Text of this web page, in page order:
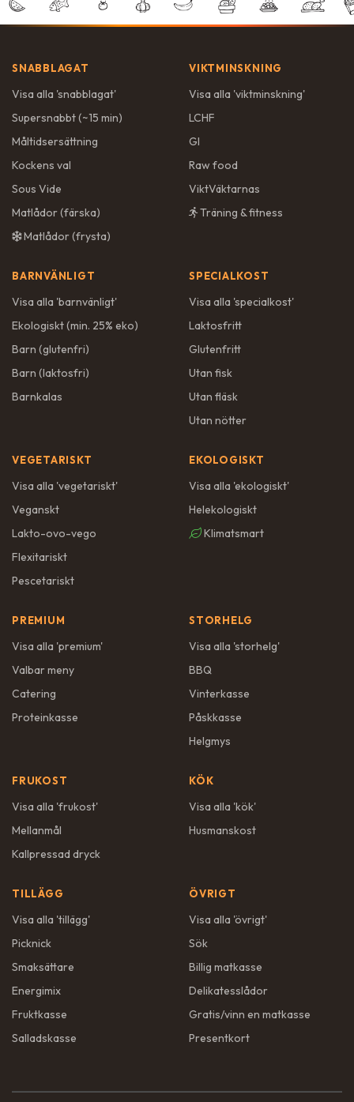
SNABBLAGAT
Visa alla 'snabblagat'
Supersnabbt (~15 min)
Måltidsersättning
Kockens val
Sous Vide
Matlådor (färska)
Matlådor (frysta)
VIKTMINSKNING
Visa alla 'viktminskning'
LCHF
GI
Raw food
ViktVäktarnas
Träning & fitness
BARNVÄNLIGT
Visa alla 'barnvänligt'
Ekologiskt (min. 25% eko)
Barn (glutenfri)
Barn (laktosfri)
Barnkalas
SPECIALKOST
Visa alla 'specialkost'
Laktosfritt
Glutenfritt
Utan fisk
Utan fläsk
Utan nötter
VEGETARISKT
Visa alla 'vegetariskt'
Veganskt
Lakto-ovo-vego
Flexitariskt
Pescetariskt
EKOLOGISKT
Visa alla 'ekologiskt'
Helekologiskt
Klimatsmart
PREMIUM
Visa alla 'premium'
Valbar meny
Catering
Proteinkasse
STORHELG
Visa alla 'storhelg'
BBQ
Vinterkasse
Påskkasse
Helgmys
FRUKOST
Visa alla 'frukost'
Mellanmål
Kallpressad dryck
KÖK
Visa alla 'kök'
Husmanskost
TILLÄGG
Visa alla 'tillägg'
Picknick
Smaksättare
Energimix
Fruktkasse
Salladskasse
ÖVRIGT
Visa alla 'övrigt'
Sök
Billig matkasse
Delikatesslådor
Gratis/vinn en matkasse
Presentkort